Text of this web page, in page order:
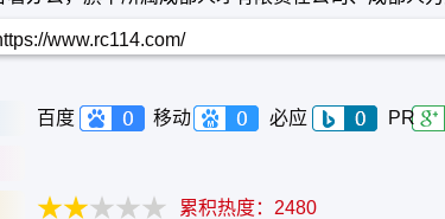
场的专业化人力资源服务机构和职业培训机构。
www.rc114.com/
百度 移动 必应 PR
累积热度： 2480